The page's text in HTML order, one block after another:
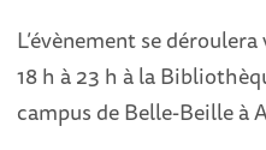
L’évènement se
18 h à 23 h à la
campus de Belle-Beille à